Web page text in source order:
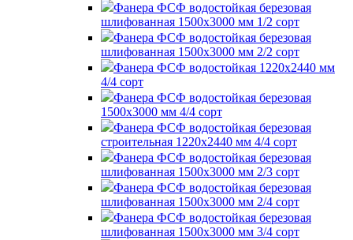
Фанера ФСФ водостойкая березовая
шлифованная 1500х3000 мм 1/2 сорт
Фанера ФСФ водостойкая березовая
шлифованная 1500х3000 мм 2/2 сорт
Фанера ФСФ водостойкая 1220х2440 мм
4/4 сорт
Фанера ФСФ водостойкая березовая
1500х3000 мм 4/4 сорт
Фанера ФСФ водостойкая березовая
строительная 1220х2440 мм 4/4 сорт
Фанера ФСФ водостойкая березовая
шлифованная 1500х3000 мм 2/3 сорт
Фанера ФСФ водостойкая березовая
шлифованная 1500х3000 мм 2/4 сорт
Фанера ФСФ водостойкая березовая
шлифованная 1500х3000 мм 3/4 сорт